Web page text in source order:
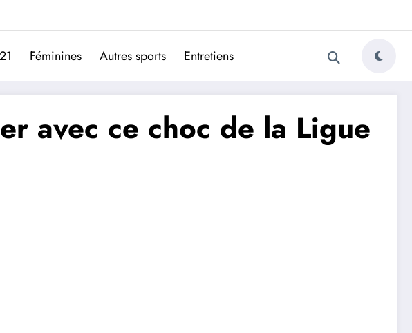
du football portugais
Féminines Autres sports Entretiens
avec ce choc de la Ligue